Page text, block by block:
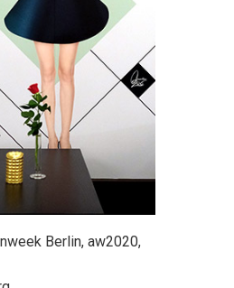
Berlin, aw2020,